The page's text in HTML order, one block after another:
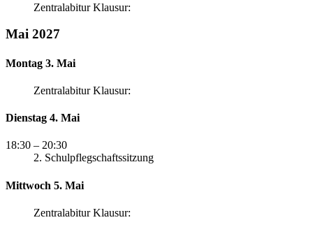
Zentralabitur Klausur:
Mai 2027
Montag 3. Mai
Zentralabitur Klausur:
Dienstag 4. Mai
18:30 – 20:30
2. Schulpflegschaftssitzung
Mittwoch 5. Mai
Zentralabitur Klausur: